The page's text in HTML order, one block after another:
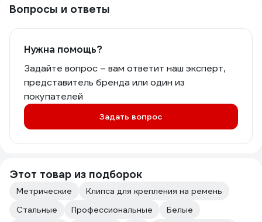
Вопросы и ответы
Нужна помощь?
Задайте вопрос – вам ответит наш эксперт,
представитель бренда или один из
покупателей
Задать вопрос
Этот товар из подборок
Метрические
Клипса для крепления на ремень
Стальные
Профессиональные
Белые